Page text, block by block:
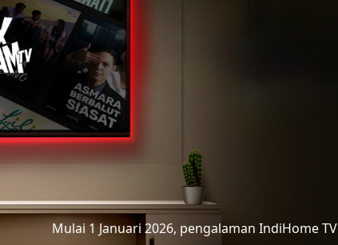
Mulai 1 Januari 2026, pengalaman IndiHome TV